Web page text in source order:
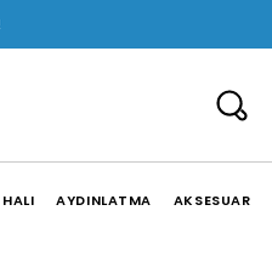
HALI AYDINLATMA AKSESUAR